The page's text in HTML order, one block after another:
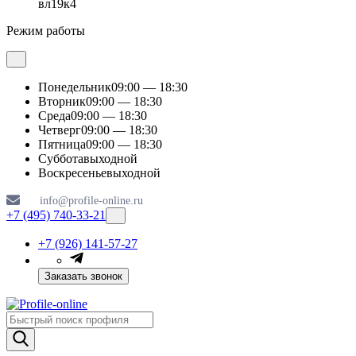
вл19к4
Режим работы
Понедельник09:00 — 18:30
Вторник09:00 — 18:30
Среда09:00 — 18:30
Четверг09:00 — 18:30
Пятница09:00 — 18:30
Субботавыходной
Воскресеньевыходной
info@profile-online.ru
+7 (495) 740-33-21
+7 (926) 141-57-27
Заказать звонок